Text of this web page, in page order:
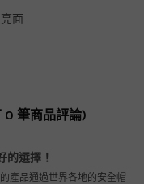
亮面
0 筆商品評論)
的選擇！
產品通過世界各地的安全帽